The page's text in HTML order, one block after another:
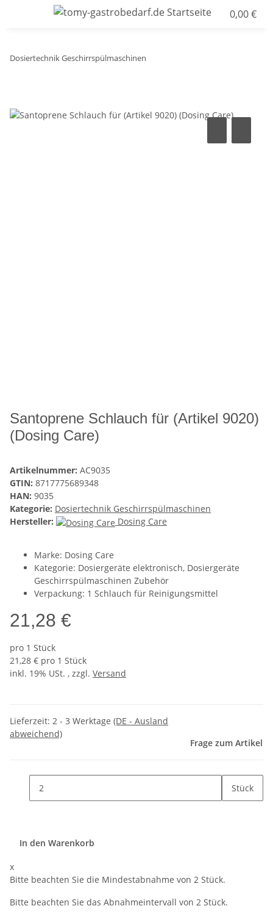
0,00 €
Dosiertechnik Geschirrspülmaschinen
Santoprene Schlauch für (Artikel 9020)
(Dosing Care)
Artikelnummer: AC9035
GTIN: 8717775689348
HAN: 9035
Kategorie: Dosiertechnik Geschirrspülmaschinen
Hersteller:
Dosing Care
Marke: Dosing Care
Kategorie: Dosiergeräte elektronisch, Dosiergeräte
Geschirrspülmaschinen Zubehör
Verpackung: 1 Schlauch für Reinigungsmittel
21,28 €
pro 1 Stück
21,28 € pro 1 Stück
inkl. 19% USt. , zzgl. Versand
Lieferzeit: 2 - 3 Werktage (DE - Ausland
abweichend)
Frage zum Artikel
Stück
In den Warenkorb
x
Bitte beachten Sie die Mindestabnahme von 2 Stück.
Bitte beachten Sie das Abnahmeintervall von 2 Stück.